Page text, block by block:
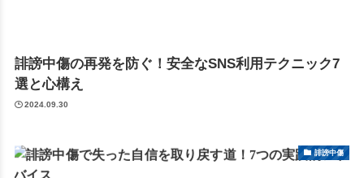
誹謗中傷の再発を防ぐ！安全なSNS利用テクニック7
選と心構え
2024.09.30
誹謗中傷